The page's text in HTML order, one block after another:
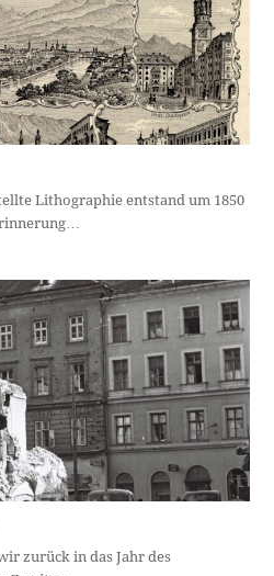
Lithographie entstand um 1850
zurück in das Jahr des